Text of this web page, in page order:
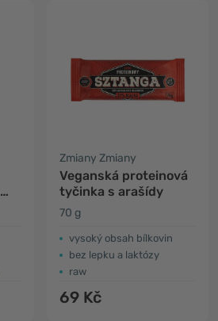
Zmiany Zmiany
Veganská proteinová
tyčinka s arašídy
70 g
vysoký obsah bílkovin
bez lepku a laktózy
raw
69 Kč